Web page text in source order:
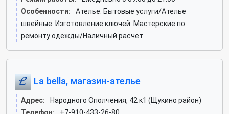
Особенности:
Ателье. Бытовые услуги/Ателье
швейные. Изготовление ключей. Мастерские по
ремонту одежды/Наличный расчёт
La bella, магазин-ателье
Адрес:
Народного Ополчения, 42 к1 (Щукино район)